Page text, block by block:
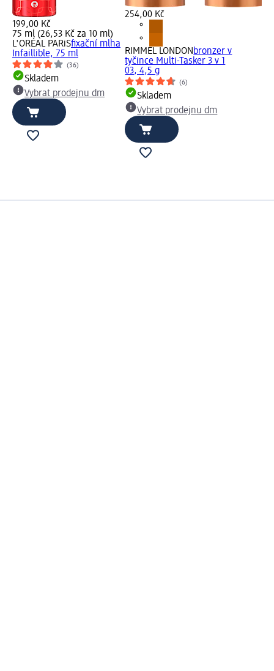
199,00 Kč
75 ml (26,53 Kč za 10 ml)
L'ORÉAL PARiSfixační mlha
Infaillible, 75 ml
(36)
Skladem
Vybrat prodejnu dm
254,00 Kč
RIMMEL LONDONbronzer v
tyčince Multi-Tasker 3 v 1
03, 4,5 g
(6)
Skladem
Vybrat prodejnu dm